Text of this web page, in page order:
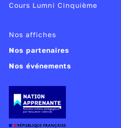
Cours Lumni Cinquième
Nos affiches
Nos partenaires
Nos événements